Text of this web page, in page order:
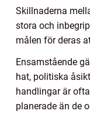
Skillnaderna
stora och
målen för deras
Ensamstående
hat, politiska
handlingar är
planerade än de